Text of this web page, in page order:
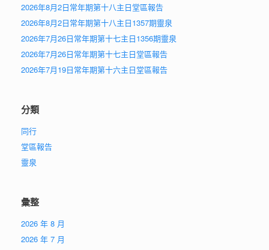
2026年8月2日常年期第十八主日堂區報告
2026年8月2日常年期第十八主日1357期靈泉
2026年7月26日常年期第十七主日1356期靈泉
2026年7月26日常年期第十七主日堂區報告
2026年7月19日常年期第十六主日堂區報告
分類
同行
堂區報告
靈泉
彙整
2026 年 8 月
2026 年 7 月